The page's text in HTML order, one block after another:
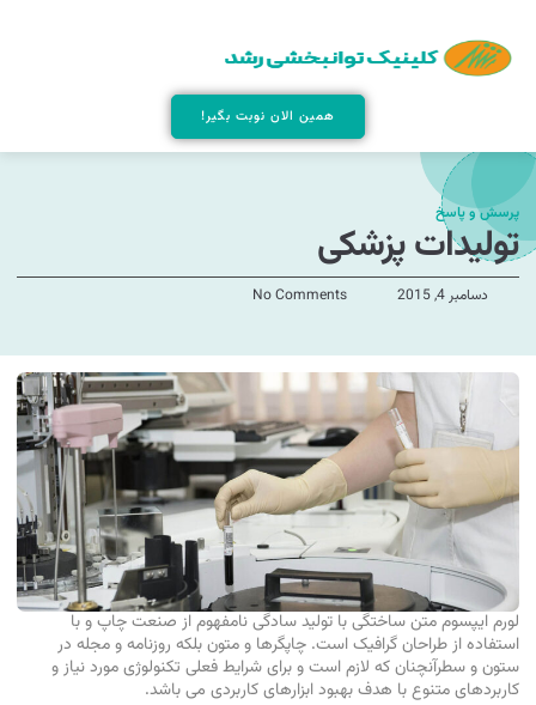
همین الان نوبت بگیر!
پرسش و پاسخ
تولیدات پزشکی
دسامبر 4, 2015 No Comments
لورم ایپسوم متن ساختگی با تولید سادگی نامفهوم از صنعت چاپ و با
استفاده از طراحان گرافیک است. چاپگرها و متون بلکه روزنامه و مجله در
ستون و سطرآنچنان که لازم است و برای شرایط فعلی تکنولوژی مورد نیاز و
کاربردهای متنوع با هدف بهبود ابزارهای کاربردی می باشد.